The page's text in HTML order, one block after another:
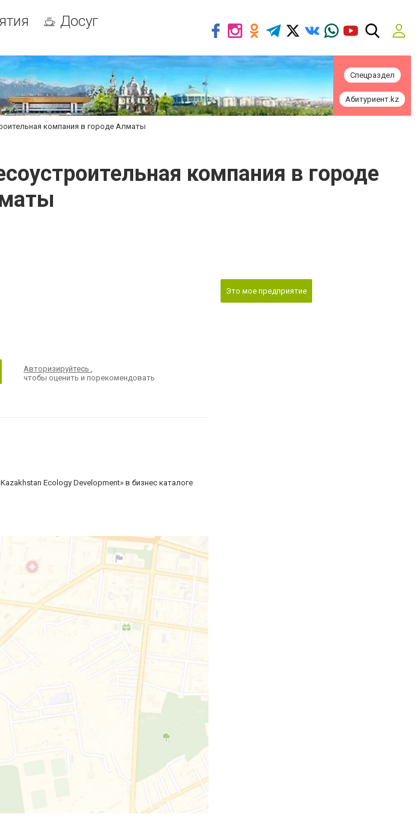
Досуг
Спецраздел
Абитуриент.kz
компания в городе Алматы
компания в городе
Авторизируйтесь,
чтобы оценить и порекомендовать
Ecology Development» в бизнес каталоге
Это мое предприятие